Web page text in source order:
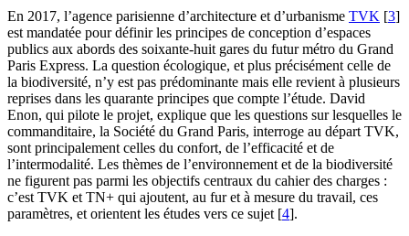
En 2017, l’agence parisienne d’architecture et d’urbanisme TVK [3]
est mandatée pour définir les principes de conception d’espaces
publics aux abords des soixante-huit gares du futur métro du Grand
Paris Express. La question écologique, et plus précisément celle de
la biodiversité, n’y est pas prédominante mais elle revient à plusieurs
reprises dans les quarante principes que compte l’étude. David
Enon, qui pilote le projet, explique que les questions sur lesquelles le
commanditaire, la Société du Grand Paris, interroge au départ TVK,
sont principalement celles du confort, de l’efficacité et de
l’intermodalité. Les thèmes de l’environnement et de la biodiversité
ne figurent pas parmi les objectifs centraux du cahier des charges :
c’est TVK et TN+ qui ajoutent, au fur et à mesure du travail, ces
paramètres, et orientent les études vers ce sujet [4].